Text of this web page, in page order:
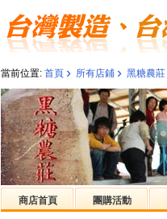
當前位置: 首頁 › 所有店鋪 › 黑糖農莊
商店首頁 團購活動